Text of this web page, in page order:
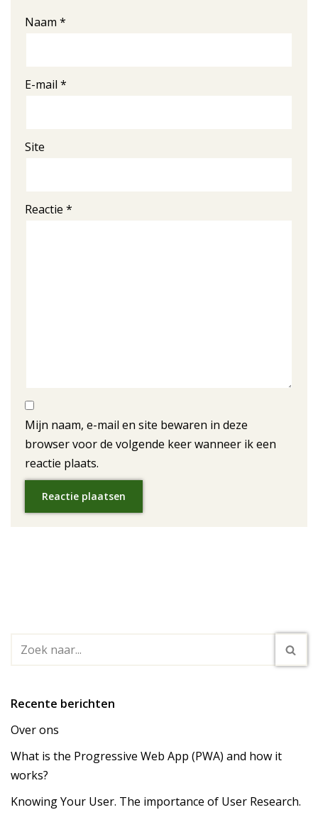
Naam *
E-mail *
Site
Reactie *
Mijn naam, e-mail en site bewaren in deze
browser voor de volgende keer wanneer ik een
reactie plaats.
Recente berichten
Over ons
What is the Progressive Web App (PWA) and how it
works?
Knowing Your User. The importance of User Research.